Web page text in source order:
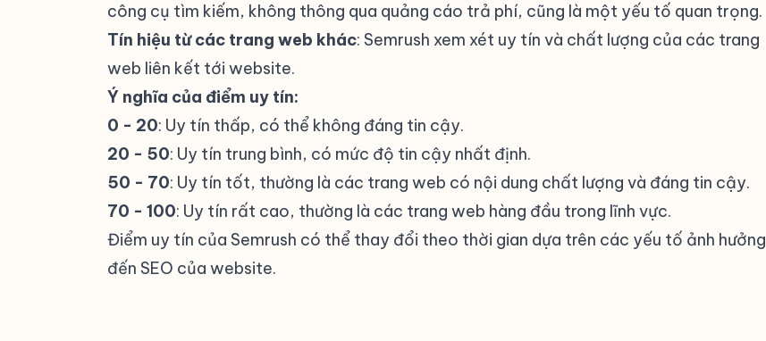
công cụ tìm kiếm, không thông qua quảng cáo trả phí, cũng là một yếu tố quan trọng.
Tín hiệu từ các trang web khác: Semrush xem xét uy tín và chất lượng của các trang
web liên kết tới website.
Ý nghĩa của điểm uy tín:
0 - 20: Uy tín thấp, có thể không đáng tin cậy.
20 - 50: Uy tín trung bình, có mức độ tin cậy nhất định.
50 - 70: Uy tín tốt, thường là các trang web có nội dung chất lượng và đáng tin cậy.
70 - 100: Uy tín rất cao, thường là các trang web hàng đầu trong lĩnh vực.
Điểm uy tín của Semrush có thể thay đổi theo thời gian dựa trên các yếu tố ảnh hưởng
đến SEO của website.